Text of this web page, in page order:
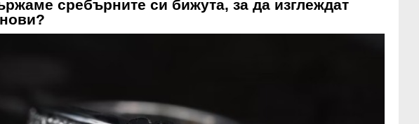
сребърните си бижута, за да изглеждат